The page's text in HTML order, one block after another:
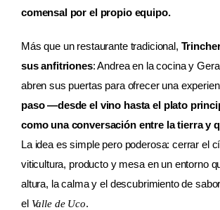
comensal por el propio equipo.
Más que un restaurante tradicional,
sus anfitriones: Andrea en la cocina y
abren sus puertas para ofrecer una
paso —desde el vino hasta el plato
como una conversación entre la tierra y
La idea es simple pero poderosa: cerrar el
viticultura, producto y mesa en un entorno
altura, la calma y el descubrimiento de
el Valle de Uco.